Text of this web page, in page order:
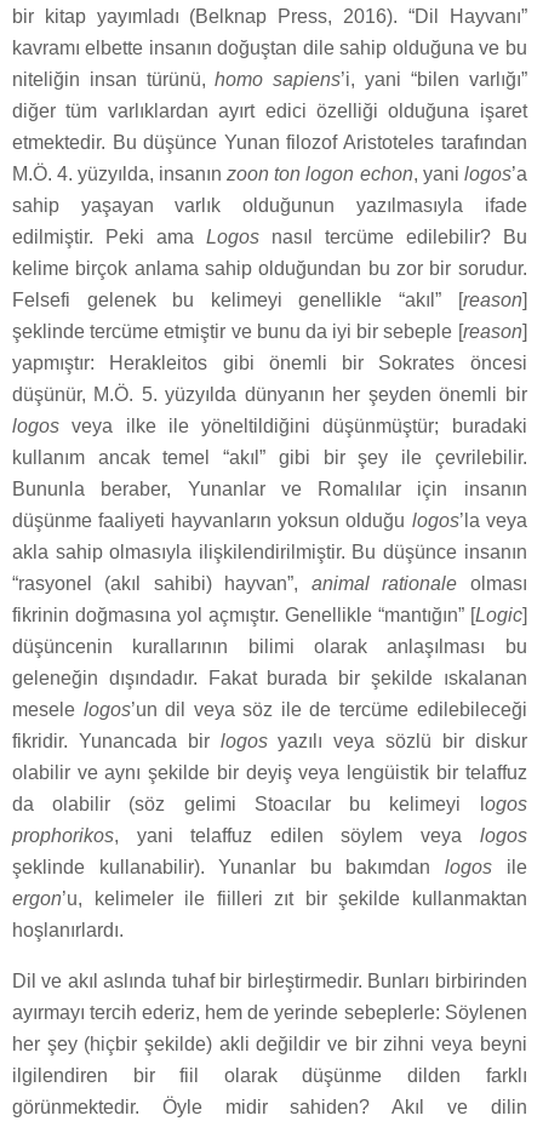
bir kitap yayımladı (Belknap Press, 2016). “Dil Hayvanı”
kavramı elbette insanın doğuştan dile sahip olduğuna ve bu
niteliğin insan türünü,homo sapiens’i, yani “bilen varlığı”
diğer tüm varlıklardan ayırt edici özelliği olduğuna işaret
etmektedir. Bu düşünce Yunan filozof Aristoteles tarafından
M.Ö. 4. yüzyılda, insanınzoon ton logon echon, yani logos’a
sahip yaşayan varlık olduğunun yazılmasıyla ifade
edilmiştir. Peki ama Logosnasıl tercüme edilebilir? Bu
kelime birçok anlama sahip olduğundan bu zor bir sorudur.
Felsefi gelenek bu kelimeyi genellikle “akıl” [reason]
şeklinde tercüme etmiştir ve bunu da iyi bir sebeple [reason]
yapmıştır: Herakleitos gibi önemli bir Sokrates öncesi
düşünür, M.Ö. 5. yüzyılda dünyanın her şeyden önemli bir
logos veya ilke ile yöneltildiğini düşünmüştür; buradaki
kullanım ancak temel “akıl” gibi bir şey ile çevrilebilir.
Bununla beraber, Yunanlar ve Romalılar için insanın
düşünme faaliyeti hayvanların yoksun olduğu logos’la veya
akla sahip olmasıyla ilişkilendirilmiştir. Bu düşünce insanın
“rasyonel (akıl sahibi) hayvan”, animal rationale olması
fikrinin doğmasına yol açmıştır. Genellikle “mantığın” [Logic]
düşüncenin kurallarının bilimi olarak anlaşılması bu
geleneğin dışındadır. Fakat burada bir şekilde ıskalanan
mesele logos’un dil veya söz ile de tercüme edilebileceği
fikridir. Yunancada bir logosyazılı veya sözlü bir diskur
olabilir ve aynı şekilde bir deyiş veya lengüistik bir telaffuz
da olabilir (söz gelimi Stoacılar bu kelimeyi l ogos
prophorikos, yani telaffuz edilen söylem veya logos
şeklinde kullanabilir). Yunanlar bu bakımdanlogos ile
ergon’u, kelimeler ile fiilleri zıt bir şekilde kullanmaktan
hoşlanırlardı.
Dil ve akıl aslında tuhaf bir birleştirmedir. Bunları birbirinden
ayırmayı tercih ederiz, hem de yerinde sebeplerle: Söylenen
her şey (hiçbir şekilde) akli değildir ve bir zihni veya beyni
ilgilendiren bir fiil olarak düşünme dilden farklı
görünmektedir. Öyle midir sahiden? Akıl ve dilin